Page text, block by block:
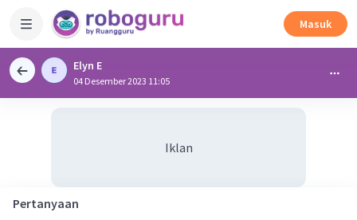
Masuk
Elyn E
04 Desember 2023 11:05
Iklan
Pertanyaan